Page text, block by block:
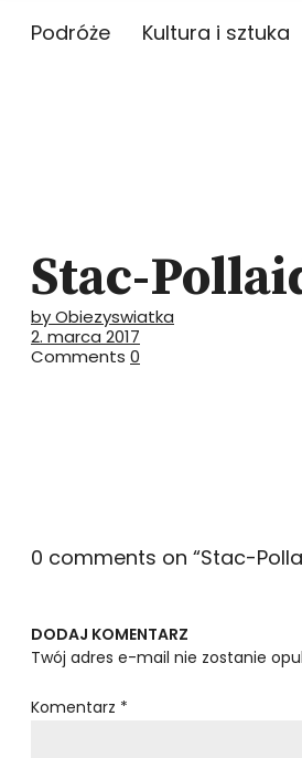
Podróże Kultura i sztuka
Stac-
by Obiezyswiatka
2. marca 2017
Comments 0
0 comments on “Stac-
DODAJ KOMENTARZ
Twój adres e-mail nie zostanie
Komentarz *